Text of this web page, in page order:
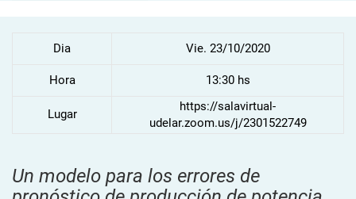
Dia Vie. 23/10/2020
Hora 13:30 hs
Lugar
https://salavirtual-
udelar.zoom.us/j/2301522749
Un modelo para los errores de